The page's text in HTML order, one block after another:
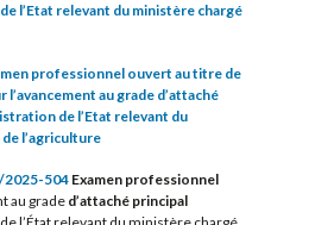
l’Etat relevant du ministère chargé
professionnel ouvert au titre de
l’avancement au grade d’attaché
de l’Etat relevant du
l’agriculture
2025-504Examen professionnel
au graded’attaché principal